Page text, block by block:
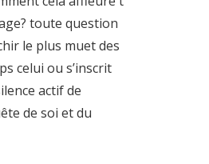
toute question
le plus muet des
celui ou s’inscrit
actif de
de soi et du